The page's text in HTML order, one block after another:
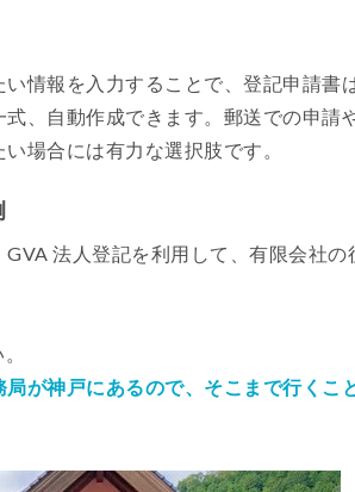
情報を入力することで、登記申請書
、自動作成できます。郵送での申請
場合には有力な選択肢です。
法人登記を利用して、有限会社
局が神戸にあるので、そこまで行くこ